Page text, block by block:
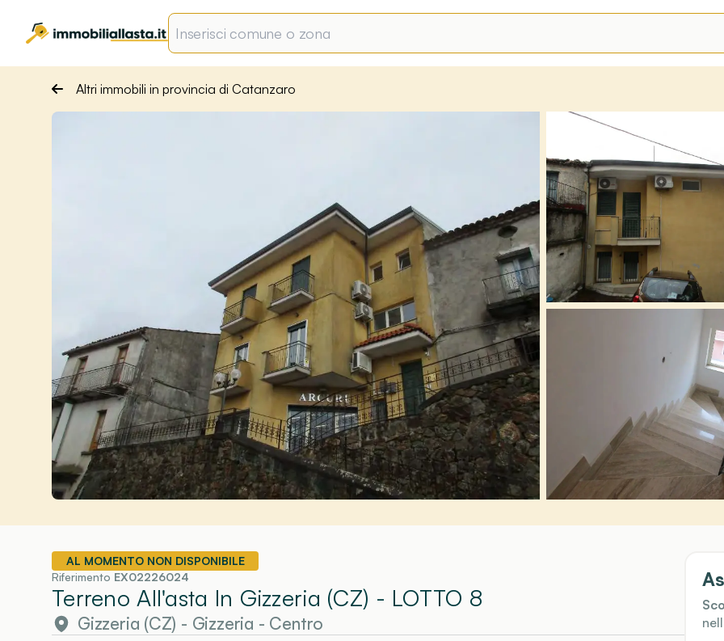
Altri immobili in provincia di Catanzaro
AL MOMENTO NON DISPONIBILE
Riferimento EX02226024
Terreno All'asta In Gizzeria (CZ) - LOTTO 8
Gizzeria (CZ) - Gizzeria - Centro